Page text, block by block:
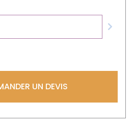
Next
UN DEVIS